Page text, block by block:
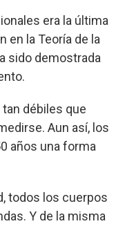
era la última
en la Teoría de la
sido demostrada
débiles que
Aun así, los
años una forma
todos los cuerpos
Y de la misma